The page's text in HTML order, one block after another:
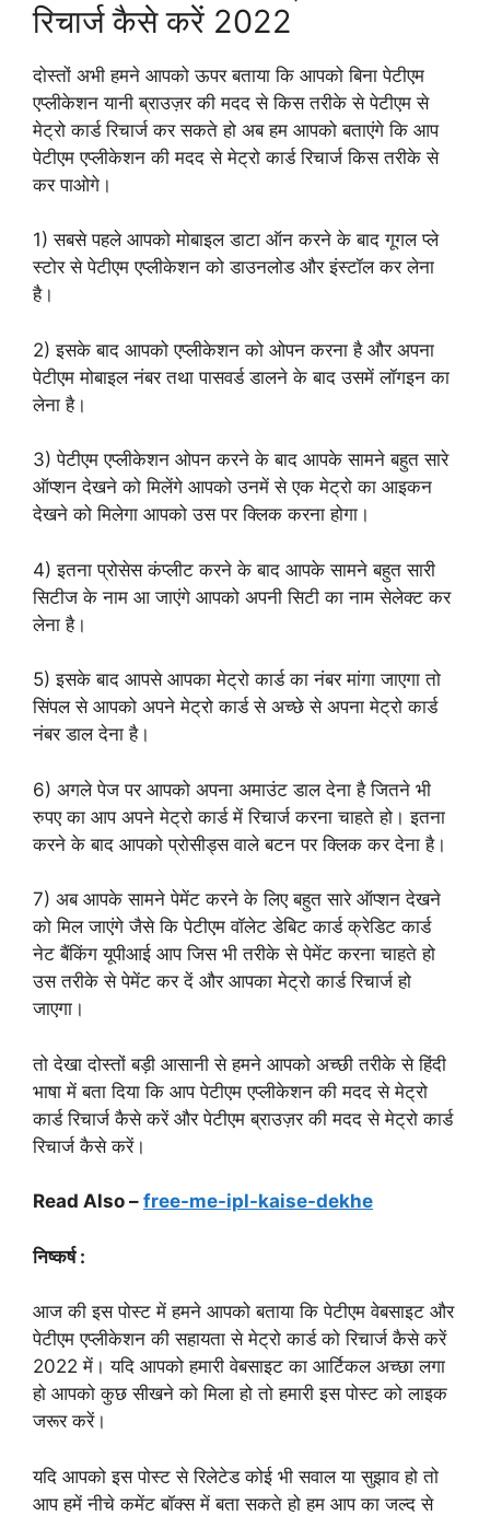
रिचार्ज कैसे करें 2022
दोस्तों अभी हमने आपको ऊपर बताया कि आपको बिना पेटीएम
एप्लीकेशन यानी ब्राउज़र की मदद से किस तरीके से पेटीएम से
मेट्रो कार्ड रिचार्ज कर सकते हो अब हम आपको बताएंगे कि आप
पेटीएम एप्लीकेशन की मदद से मेट्रो कार्ड रिचार्ज किस तरीके से
कर पाओगे।
1) सबसे पहले आपको मोबाइल डाटा ऑन करने के बाद गूगल प्ले
स्टोर से पेटीएम एप्लीकेशन को डाउनलोड और इंस्टॉल कर लेना
है।
2) इसके बाद आपको एप्लीकेशन को ओपन करना है और अपना
पेटीएम मोबाइल नंबर तथा पासवर्ड डालने के बाद उसमें लॉगइन का
लेना है।
3) पेटीएम एप्लीकेशन ओपन करने के बाद आपके सामने बहुत सारे
ऑप्शन देखने को मिलेंगे आपको उनमें से एक मेट्रो का आइकन
देखने को मिलेगा आपको उस पर क्लिक करना होगा।
4) इतना प्रोसेस कंप्लीट करने के बाद आपके सामने बहुत सारी
सिटीज के नाम आ जाएंगे आपको अपनी सिटी का नाम सेलेक्ट कर
लेना है।
5) इसके बाद आपसे आपका मेट्रो कार्ड का नंबर मांगा जाएगा तो
सिंपल से आपको अपने मेट्रो कार्ड से अच्छे से अपना मेट्रो कार्ड
नंबर डाल देना है।
6) अगले पेज पर आपको अपना अमाउंट डाल देना है जितने भी
रुपए का आप अपने मेट्रो कार्ड में रिचार्ज करना चाहते हो। इतना
करने के बाद आपको प्रोसीड्स वाले बटन पर क्लिक कर देना है।
7) अब आपके सामने पेमेंट करने के लिए बहुत सारे ऑप्शन देखने
को मिल जाएंगे जैसे कि पेटीएम वॉलेट डेबिट कार्ड क्रेडिट कार्ड
नेट बैंकिंग यूपीआई आप जिस भी तरीके से पेमेंट करना चाहते हो
उस तरीके से पेमेंट कर दें और आपका मेट्रो कार्ड रिचार्ज हो
जाएगा।
तो देखा दोस्तों बड़ी आसानी से हमने आपको अच्छी तरीके से हिंदी
भाषा में बता दिया कि आप पेटीएम एप्लीकेशन की मदद से मेट्रो
कार्ड रिचार्ज कैसे करें और पेटीएम ब्राउज़र की मदद से मेट्रो कार्ड
रिचार्ज कैसे करें।
Read Also – free-me-ipl-kaise-dekhe
निष्कर्ष :
आज की इस पोस्ट में हमने आपको बताया कि पेटीएम वेबसाइट और
पेटीएम एप्लीकेशन की सहायता से मेट्रो कार्ड को रिचार्ज कैसे करें
2022 में। यदि आपको हमारी वेबसाइट का आर्टिकल अच्छा लगा
हो आपको कुछ सीखने को मिला हो तो हमारी इस पोस्ट को लाइक
जरूर करें।
यदि आपको इस पोस्ट से रिलेटेड कोई भी सवाल या सुझाव हो तो
आप हमें नीचे कमेंट बॉक्स में बता सकते हो हम आप का जल्द से